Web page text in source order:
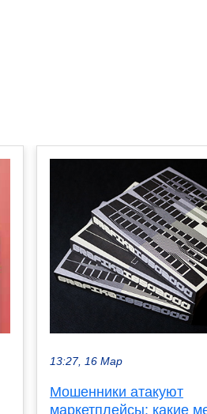
13:27, 16 Мар
Мошенники атакуют
маркетплейсы: какие